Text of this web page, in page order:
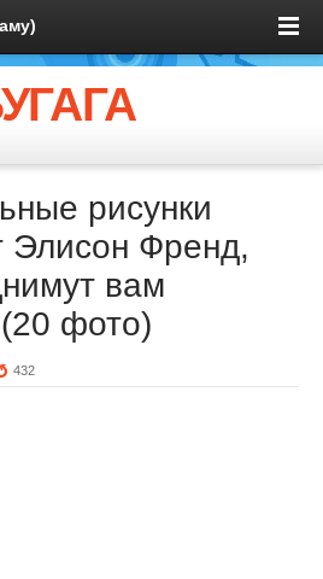
рисунки
Элисон Френд,
вам
фото)
432